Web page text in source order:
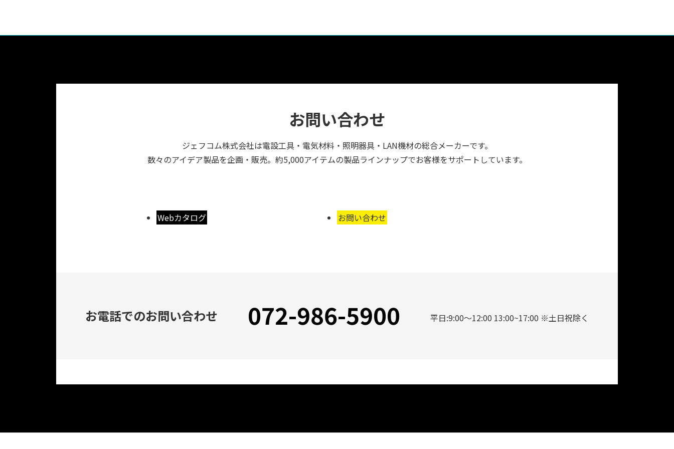
お問い合わせ
ジェフコム株式会社は電設工具・電気材料・照明器具・LAN機材の総合メーカーです。
数々のアイデア製品を企画・販売。約5,000アイテムの製品ラインナップでお客様をサポートしています。
Webカタログ お問い合わせ
お電話でのお問い合わせ 072-986-5900 平日:9:00～12:00 13:00~17:00 ※土日祝除く